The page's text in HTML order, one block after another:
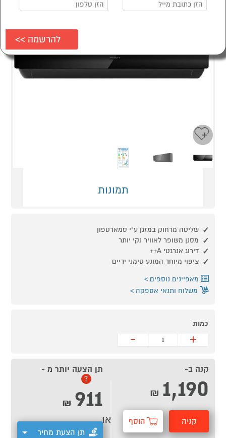
תמונות
שליטה מרחוק במזגן ע"י סמארטפון
מסנן משופר לאוויר נקי יותר
דירוג אנרגטי A++
ציפוי מיוחד המונע סימני ידיים
מאפיינים נוספים
משלוח ותנאי אספקה
כמות
+
-
קנה ב-
1,190
₪
קניה הוסף
תן הצעה יותר מ -
?
911
₪
תן הצעת מחיר
או